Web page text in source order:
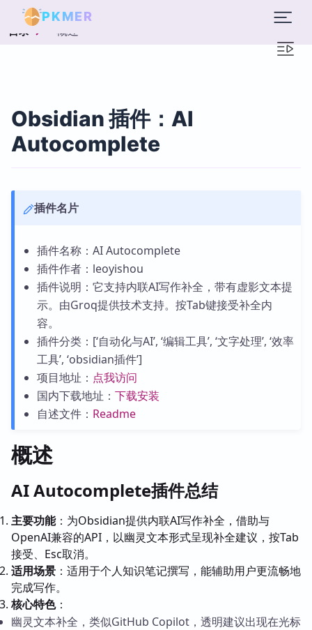
PKMER
目录 概述
Obsidian 插件：AI
Autocomplete
插件名片
插件名称：AI Autocomplete
插件作者：leoyishou
插件说明：它支持内联AI写作补全，带有虚影文本提
示。由Groq提供技术支持。按Tab键接受补全内
容。
插件分类：[‘自动化与AI’, ‘编辑工具’, ‘文字处理’, ‘效率
工具’, ‘obsidian插件’]
项目地址： 点我访问
国内下载地址： 下载安装
自述文件： Readme
概述
AI Autocomplete插件总结
主要功能：为Obsidian提供内联AI写作补全，借助与
OpenAI兼容的API，以幽灵文本形式呈现补全建议，按Tab
接受、Esc取消。
适用场景 ：适用于个人知识笔记撰写，能辅助用户更流畅地
完成写作。
核心特色：
幽灵文本补全，类似GitHub Copilot，透明建议出现在光标